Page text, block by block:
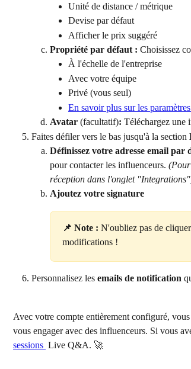
Unité de distance / métrique
Devise par défaut
Afficher le prix suggéré
Propriété par défaut : Choisissez
À l'échelle de l'entreprise
Avec votre équipe
Privé (vous seul)
En savoir plus sur les
Avatar (facultatif): Téléchargez une
Faites défiler vers le bas jusqu'à la section
Définissez votre adresse email par
pour contacter les influenceurs.
réception dans l'onglet
Ajoutez votre signature
📌 Note : N'oubliez pas de
modifications !
Personnalisez les emails de notification
Avec votre compte entièrement configuré,
vous engager avec des influenceurs. Si vous
sessions Live Q&A. 🚀